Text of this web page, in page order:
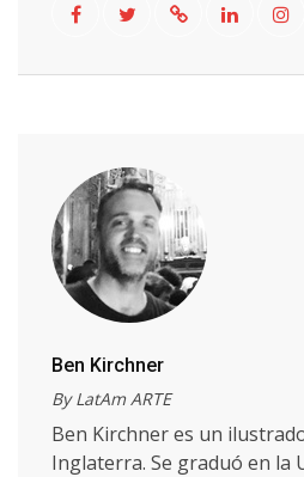
Ben Kirchner
By LatAm ARTE
Ben Kirchner es un
Inglaterra. Se graduó en la